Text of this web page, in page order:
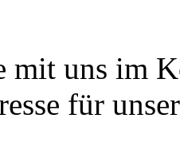
mit uns im
für